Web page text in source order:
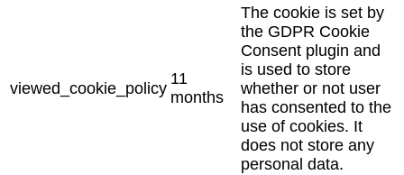
viewed_cookie_policy
11
months
The cookie is set by
the GDPR Cookie
Consent plugin and
is used to store
whether or not user
has consented to the
use of cookies. It
does not store any
personal data.